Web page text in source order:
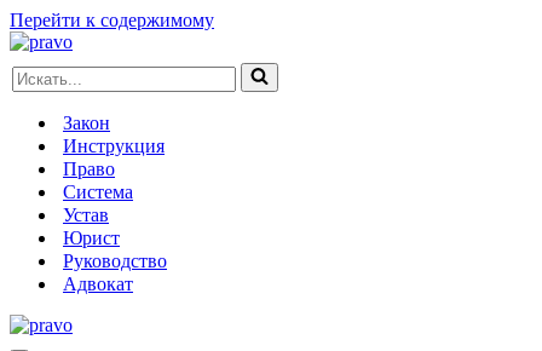
Перейти к содержимому
Искать...
Закон
Инструкция
Право
Система
Устав
Юрист
Руководство
Адвокат